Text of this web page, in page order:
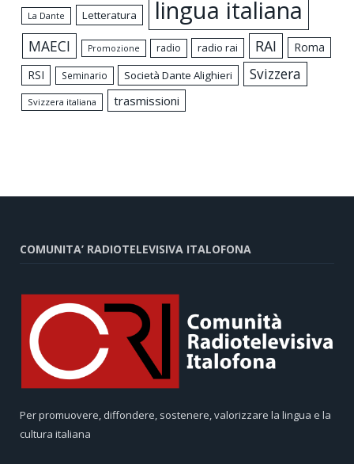
La Dante Letteratura lingua italiana
MAECI Promozione radio radio rai RAI
Roma
RSI
Seminario Società Dante Alighieri Svizzera
Svizzera italiana trasmissioni
COMUNITA’ RADIOTELEVISIVA ITALOFONA
Per promuovere, diffondere, sostenere, valorizzare la lingua e la
cultura italiana